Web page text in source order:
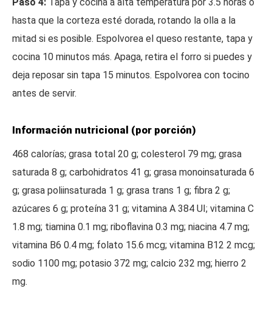
hasta que la corteza esté dorada, rotando la olla a la
mitad si es posible. Espolvorea el queso restante, tapa y
cocina 10 minutos más. Apaga, retira el forro si puedes y
deja reposar sin tapa 15 minutos. Espolvorea con tocino
antes de servir.
Información nutricional (por porción)
468 calorías; grasa total 20 g; colesterol 79 mg; grasa
saturada 8 g; carbohidratos 41 g; grasa monoinsaturada 6
g; grasa poliinsaturada 1 g; grasa trans 1 g; fibra 2 g;
azúcares 6 g; proteína 31 g; vitamina A 384 UI; vitamina C
1.8 mg; tiamina 0.1 mg; riboflavina 0.3 mg; niacina 4.7 mg;
vitamina B6 0.4 mg; folato 15.6 mcg; vitamina B12 2 mcg;
sodio 1100 mg; potasio 372 mg; calcio 232 mg; hierro 2
mg.